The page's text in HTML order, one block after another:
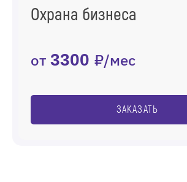
Охрана бизнеса
от 3300 ₽/мес
ЗАКАЗАТЬ